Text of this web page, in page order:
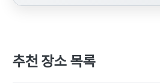
추천 장소 목록